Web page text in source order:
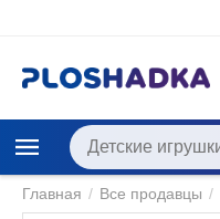
Главная / Все продавцы /